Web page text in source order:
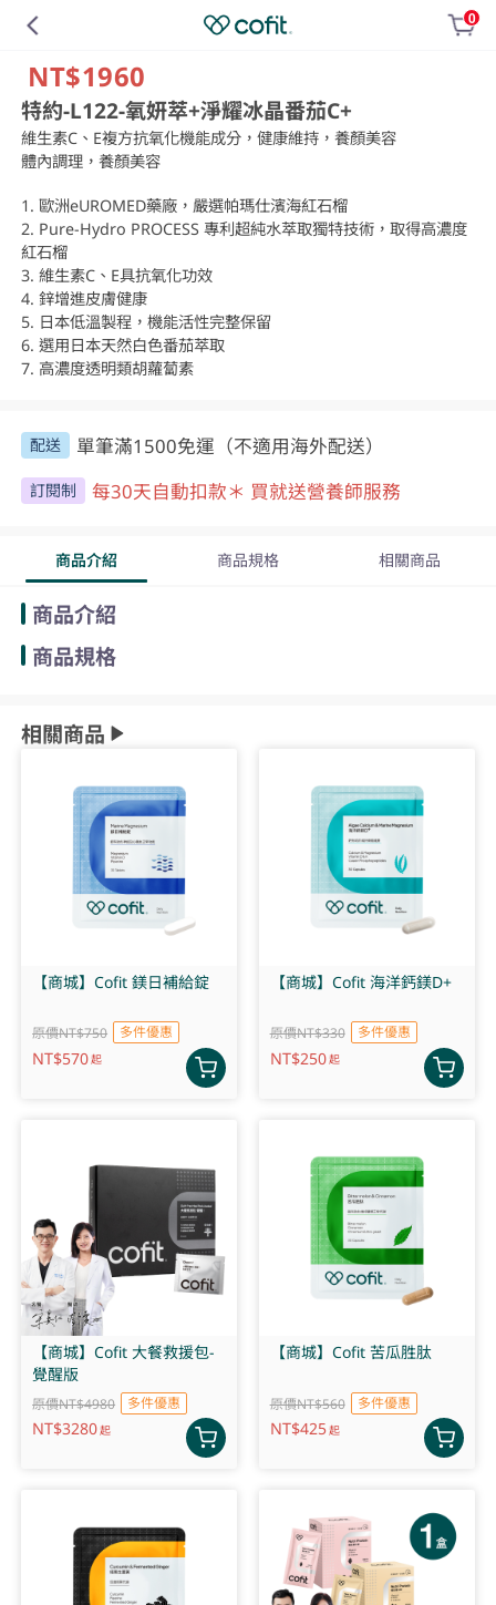
0
NT$1960
特約-L122-氧妍萃+淨耀冰晶番茄C+
維生素C、E複方抗氧化機能成分，健康維持，養顏美容
體內調理，養顏美容
1. 歐洲eUROMED藥廠，嚴選帕瑪仕濱海紅石榴
2. Pure-Hydro PROCESS 專利超純水萃取獨特技術，取得高濃度
紅石榴
3. 維生素C、E具抗氧化功效
4. 鋅增進皮膚健康
5. 日本低溫製程，機能活性完整保留
6. 選用日本天然白色番茄萃取
7. 高濃度透明類胡蘿蔔素
配送 單筆滿1500免運（不適用海外配送）
訂閱制 每30天自動扣款＊ 買就送營養師服務
商品介紹 商品規格 相關商品
商品介紹
商品規格
相關商品
【商城】Cofit 鎂日補給錠
原價NT$750 多件優惠
NT$570起
【商城】Cofit 海洋鈣鎂D+
原價NT$330 多件優惠
NT$250起
【商城】Cofit 大餐救援包-
覺醒版
原價NT$4980 多件優惠
NT$3280起
【商城】Cofit 苦瓜胜肽
原價NT$560 多件優惠
NT$425起